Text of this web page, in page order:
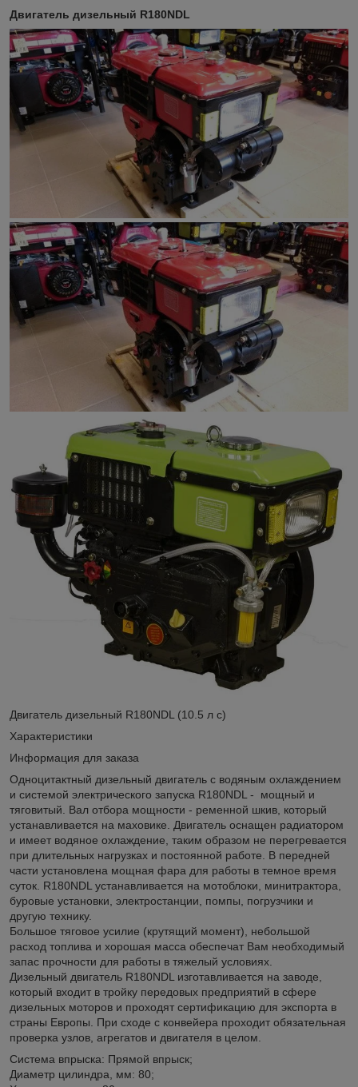
Двигатель дизельный R180NDL
Двигатель дизельный R180NDL (10.5 л с)
Характеристики
Информация для заказа
Одноцитактный дизельный двигатель с водяным охлаждением
и системой электрического запуска R180NDL - мощный и
тяговитый. Вал отбора мощности - ременной шкив, который
устанавливается на маховике. Двигатель оснащен радиатором
и имеет водяное охлаждение, таким образом не перегревается
при длительных нагрузках и постоянной работе. В передней
части установлена мощная фара для работы в темное время
суток. R180NDL устанавливается на мотоблоки, минитрактора,
буровые установки, электростанции, помпы, погрузчики и
другую технику.
Большое тяговое усилие (крутящий момент), небольшой
расход топлива и хорошая масса обеспечат Вам необходимый
запас прочности для работы в тяжелый условиях.
Дизельный двигатель R180NDL изготавливается на заводе,
который входит в тройку передовых предприятий в сфере
дизельных моторов и проходят сертификацию для экспорта в
страны Европы. При сходе с конвейера проходит обязательная
проверка узлов, агрегатов и двигателя в целом.
Система впрыска: Прямой впрыск;
Диаметр цилиндра, мм: 80;